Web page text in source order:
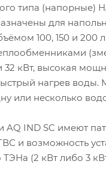
типа (напорные)
для
100, 150 и 200
32 кВт, высокая
нагрев воды.
или несколько
AQ IND SC имеют
и возможность
(2 кВт либо 3